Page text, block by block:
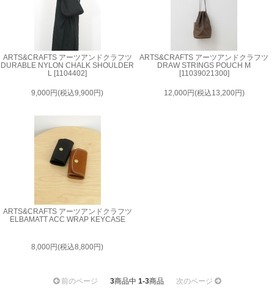
ARTS&CRAFTS アーツアンドクラフツ
DURABLE NYLON CHALK SHOULDER
L [1104402]
9,000円(税込9,900円)
ARTS&CRAFTS アーツアンドクラフツ
DRAW STRINGS POUCH M
[11039021300]
12,000円(税込13,200円)
ARTS&CRAFTS アーツアンドクラフツ
ELBAMATT ACC WRAP KEYCASE
8,000円(税込8,800円)
前のページ 3商品中 1-3商品 次のページ